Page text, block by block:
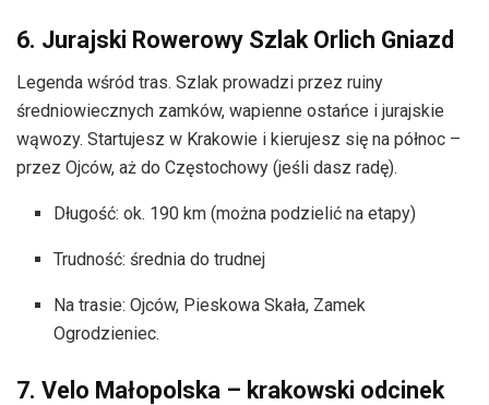
6. Jurajski Rowerowy Szlak Orlich Gniazd
Legenda wśród tras. Szlak prowadzi przez ruiny
średniowiecznych zamków, wapienne ostańce i jurajskie
wąwozy. Startujesz w Krakowie i kierujesz się na północ –
przez Ojców, aż do Częstochowy (jeśli dasz radę).
Długość: ok. 190 km (można podzielić na etapy)
Trudność: średnia do trudnej
Na trasie: Ojców, Pieskowa Skała, Zamek
Ogrodzieniec.
7. Velo Małopolska – krakowski odcinek